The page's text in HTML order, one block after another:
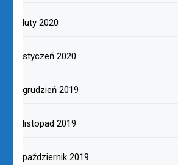
luty 2020
styczeń 2020
grudzień 2019
listopad 2019
październik 2019